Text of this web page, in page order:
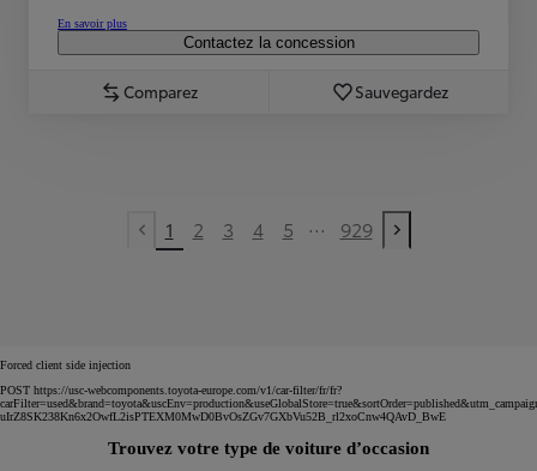
En savoir plus
Contactez la concession
Comparez Sauvegardez
Previous page
1 2 3 4 5 ... 929
Next page
Forced client side injection
POST https://usc-webcomponents.toyota-europe.com/v1/car-filter/fr/fr?
uIrZ8SK238Kn6x2OwfL2isPTEXM0MwD0BvOsZGv7GXbVu52B_rl2xoCnw4QAvD_BwE
Trouvez votre type de voiture d’occasion